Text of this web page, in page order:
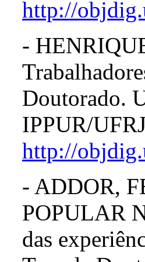
http://
-
Doutorado.
IPPUR/
http://
- ADDOR,
POPULAR
das